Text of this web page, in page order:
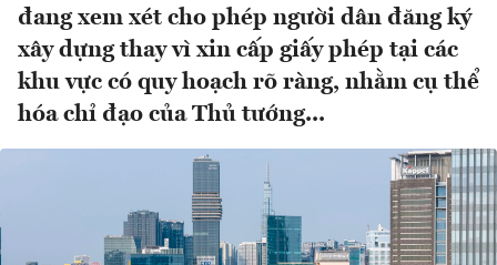
đang xem xét cho phép người dân đăng ký
xây dựng thay vì xin cấp giấy phép tại các
khu vực có quy hoạch rõ ràng, nhằm cụ thể
hóa chỉ đạo của Thủ tướng...